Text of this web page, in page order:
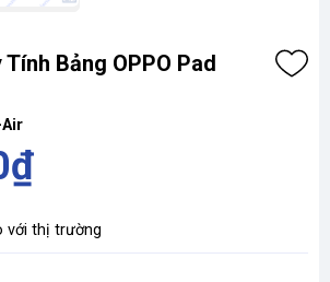
Bảng OPPO Pad
Air
với thị trường